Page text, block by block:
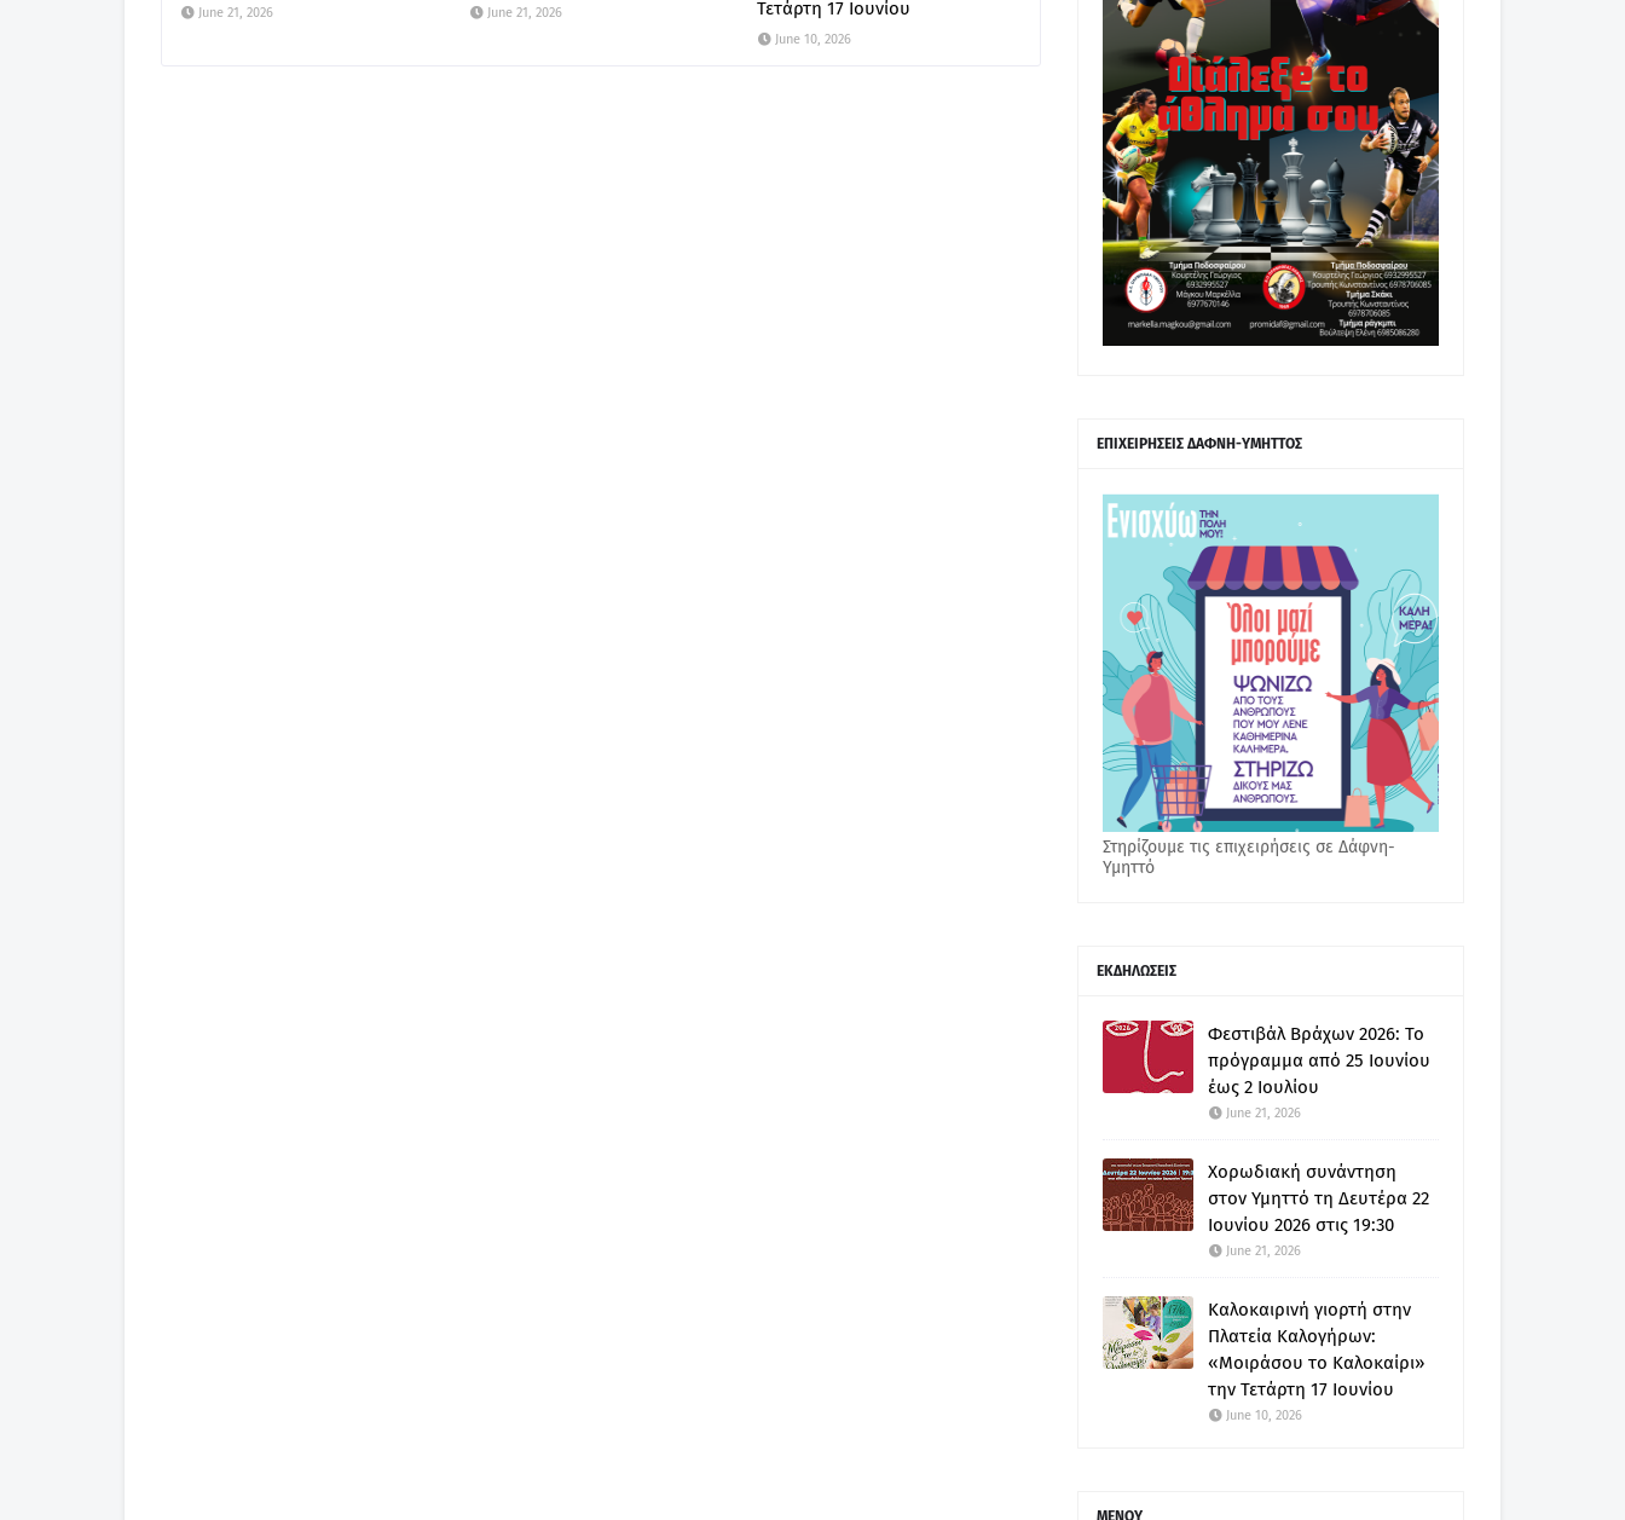
June 21, 2026 June 21, 2026
Τετάρτη 17 Ιουνίου
June 10, 2026
ΕΠΙΧΕΙΡΗΣΕΙΣ ΔΑΦΝΗ-ΥΜΗΤΤΟΣ
Στηρίζουμε τις επιχειρήσεις σε Δάφνη-
Υμηττό
ΕΚΔΗΛΩΣΕΙΣ
Φεστιβάλ Βράχων 2026: Το
πρόγραμμα από 25 Ιουνίου
έως 2 Ιουλίου
June 21, 2026
Χορωδιακή συνάντηση
στον Υμηττό τη Δευτέρα 22
Ιουνίου 2026 στις 19:30
June 21, 2026
Καλοκαιρινή γιορτή στην
Πλατεία Καλογήρων:
«Μοιράσου το Καλοκαίρι»
την Τετάρτη 17 Ιουνίου
June 10, 2026
ΜΕΝΟΥ